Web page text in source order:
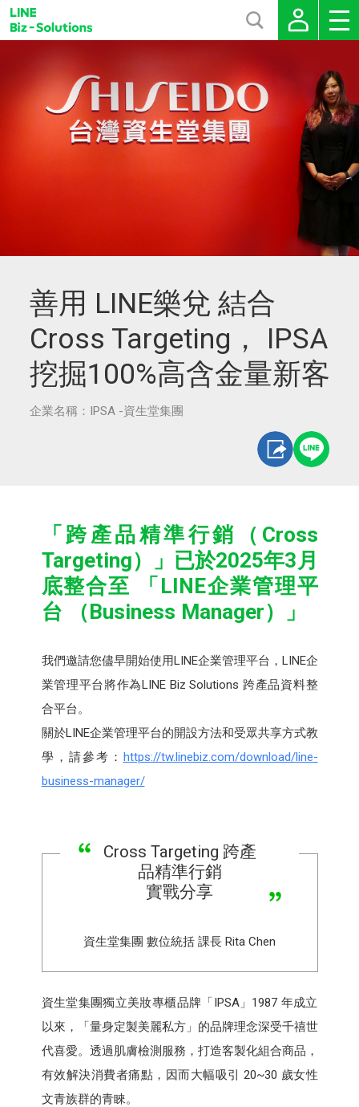
善用 LINE樂兌 結合
Cross Targeting， IPSA
挖掘100%高含金量新客
企業名稱：IPSA -資生堂集團
「跨產品精準行銷（Cross
Targeting）」已於2025年3月
底整合至 「LINE企業管理平
台 （Business Manager）」
我們邀請您儘早開始使用LINE企業管理平台，LINE企
業管理平台將作為LINE Biz Solutions 跨產品資料整
合平台。
關於LINE企業管理平台的開設方法和受眾共享方式教
學，請參考： https://tw.linebiz.com/download/line-
business-manager/
Cross Targeting 跨產
品精準行銷
實戰分享
資生堂集團 數位統括 課長 Rita Chen
資生堂集團獨立美妝專櫃品牌「IPSA」1987 年成立
以來，「量身定製美麗私方」的品牌理念深受千禧世
代喜愛。透過肌膚檢測服務，打造客製化組合商品，
有效解決消費者痛點，因而大幅吸引 20~30 歲女性
文青族群的青睞。